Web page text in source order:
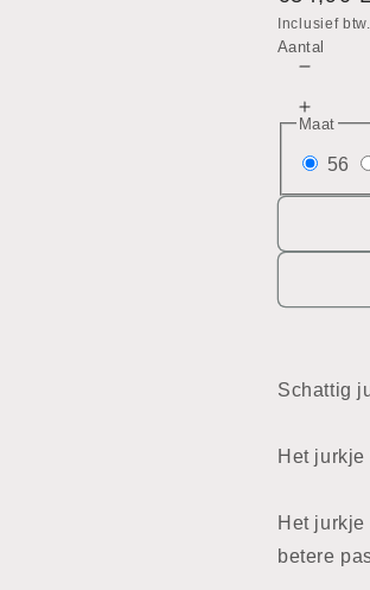
prijs
Inclusief
Aantal
voor
Jurkje
Aantal
voor
Jurkje
Maat
56
Schattig
Het
Het
betere